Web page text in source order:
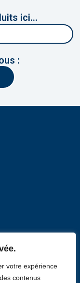
votre expérience
contenus
ici...
: